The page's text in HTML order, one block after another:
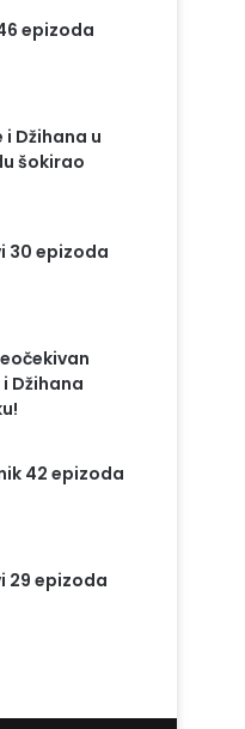
epizoda
i Džihana u
šokirao
30 epizoda
Džihana
42 epizoda
29 epizoda